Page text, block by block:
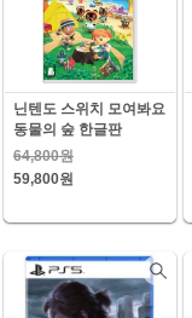
닌텐도 스위치 모여봐요
동물의 숲 한글판
64,800원
59,800원